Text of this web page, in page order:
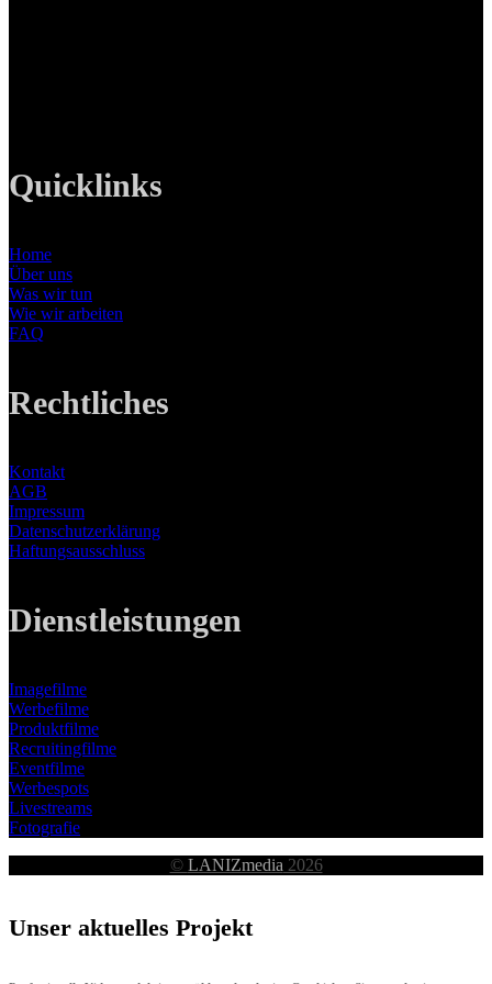
Quicklinks
Home
Über uns
Was wir tun
Wie wir arbeiten
FAQ
Rechtliches
Kontakt
AGB
Impressum
Datenschutzerklärung
Haftungsausschluss
Dienstleistungen
Imagefilme
Werbefilme
Produktfilme
Recruitingfilme
Eventfilme
Werbespots
Livestreams
Fotografie
© LANIZmedia 2026
Unser aktuelles Projekt